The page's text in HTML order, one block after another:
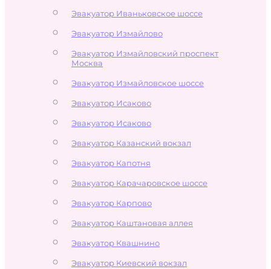
Эвакуатор Иваньковское шоссе
Эвакуатор Измайлово
Эвакуатор Измайловский проспект
Москва
Эвакуатор Измайловское шоссе
Эвакуатор Исаково
Эвакуатор Исаково
Эвакуатор Казанский вокзал
Эвакуатор Капотня
Эвакуатор Карачаровское шоссе
Эвакуатор Карпово
Эвакуатор Каштановая аллея
Эвакуатор Квашнино
Эвакуатор Киевский вокзал